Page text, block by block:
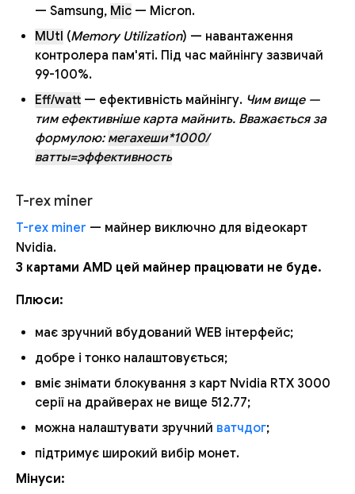
— Samsung, Mic — Micron.
MUtl (Memory Utilization) — навантаження
контролера пам'яті. Під час майнінгу зазвичай
99-100%.
Eff/watt — ефективність майнінгу. Чим вище —
тим ефективніше карта майнить. Вважається за
формулою: мегахеши*1000/
ватты=эффективность
T-rex miner
T-rex miner — майнер виключно для відеокарт
Nvidia.
З картами AMD цей майнер працювати не буде.
Плюси:
має зручний вбудований WEB інтерфейс;
добре і тонко налаштовується;
вміє знімати блокування з карт Nvidia RTX 3000
серії на драйверах не вище 512.77;
можна налаштувати зручний ватчдог;
підтримує широкий вибір монет.
Мінуси: